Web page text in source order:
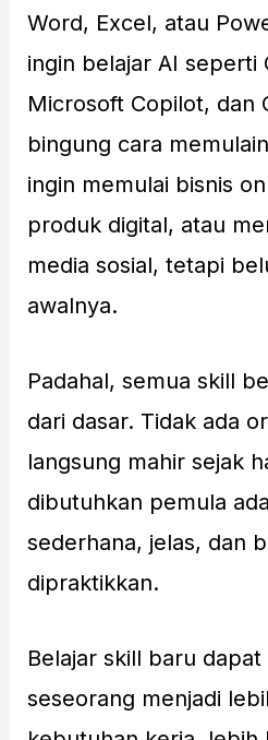
Word, Excel, atau
ingin belajar AI seperti
Microsoft Copilot, dan
bingung cara
ingin memulai bisnis
produk digital, atau
media sosial, tetapi
awalnya.
Padahal, semua skill
dari dasar. Tidak ada
langsung mahir sejak
dibutuhkan pemula
sederhana, jelas, dan
dipraktikkan.
Belajar skill baru
seseorang menjadi